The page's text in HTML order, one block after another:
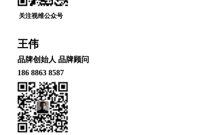
关注视维公众号
王伟
品牌创始⼈ 品牌顾问
186 8863 8587